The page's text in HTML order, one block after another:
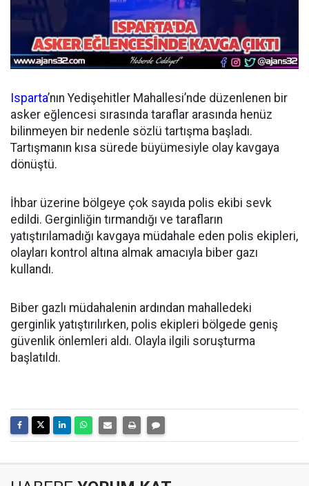
Isparta’nın Yedişehitler Mahallesi’nde düzenlenen bir
asker eğlencesi sırasında taraflar arasında henüz
bilinmeyen bir nedenle sözlü tartışma başladı.
Tartışmanın kısa sürede büyümesiyle olay kavgaya
dönüştü.
İhbar üzerine bölgeye çok sayıda polis ekibi sevk
edildi. Gerginliğin tırmandığı ve tarafların
yatıştırılamadığı kavgaya müdahale eden polis ekipleri,
olayları kontrol altına almak amacıyla biber gazı
kullandı.
Biber gazlı müdahalenin ardından mahalledeki
gerginlik yatıştırılırken, polis ekipleri bölgede geniş
güvenlik önlemleri aldı. Olayla ilgili soruşturma
başlatıldı.